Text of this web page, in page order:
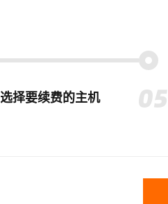
选择要续费的主机